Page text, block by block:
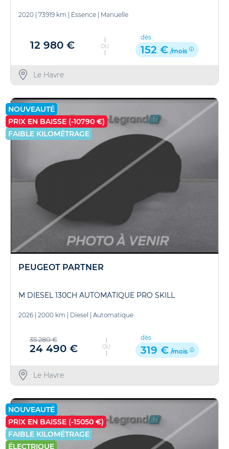
2020 73919 km Essence Manuelle
12 980 € OU
dès
152 € /mois
Le Havre
NOUVEAUTÉ
PRIX EN BAISSE (-10790 €)
FAIBLE KILOMÉTRAGE
PEUGEOT PARTNER
M DIESEL 130CH AUTOMATIQUE PRO SKILL
2026 2000 km Diesel Automatique
35 280 €
24 490 € OU
dès
319 € /mois
Le Havre
NOUVEAUTÉ
PRIX EN BAISSE (-15050 €)
FAIBLE KILOMÉTRAGE
ÉLECTRIQUE